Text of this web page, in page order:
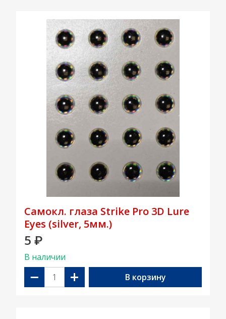
Самокл. глаза Strike Pro 3D Lure
Eyes (silver, 5мм.)
5 ₽
В наличии
− + В корзину